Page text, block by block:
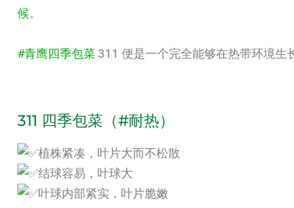
候。
#青鹰四季包菜 311 便是一个完全能够在热带环境生
311 四季包菜 （#耐热）
植株紧凑，叶片大而不松散
结球容易，叶球大
叶球内部紧实，叶片脆嫩